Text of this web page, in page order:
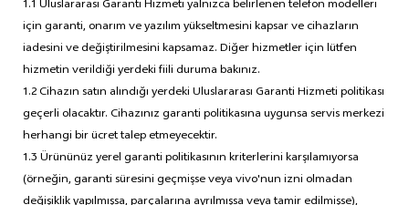
1.1 Uluslararası Garanti Hizmeti yalnızca belirlenen telefon modelleri
için garanti, onarım ve yazılım yükseltmesini kapsar ve cihazların
iadesini ve değiştirilmesini kapsamaz. Diğer hizmetler için lütfen
hizmetin verildiği yerdeki fiili duruma bakınız.
1.2 Cihazın satın alındığı yerdeki Uluslararası Garanti Hizmeti politikası
geçerli olacaktır. Cihazınız garanti politikasına uygunsa servis merkezi
herhangi bir ücret talep etmeyecektir.
1.3 Ürününüz yerel garanti politikasının kriterlerini karşılamıyorsa
(örneğin, garanti süresini geçmişse veya vivo'nun izni olmadan